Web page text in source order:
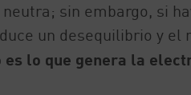
sin embargo, si
un desequilibrio y el
lo que genera la